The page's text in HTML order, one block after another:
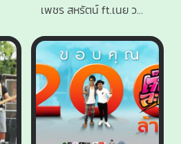
เพชร สหรัตน์ ft.เนย วรัญญา